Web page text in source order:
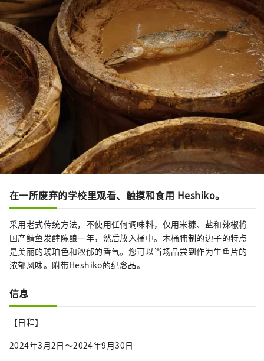
在一所废弃的学校里观看、触摸和食用 Heshiko。
采用老式传统方法，不使用任何调味料，仅用米糠、盐和辣椒将
国产鲭鱼发酵陈酿一年，然后放入桶中。木桶腌制的边子的特点
是美丽的琥珀色和浓郁的香气。您可以当场品尝到作为生鱼片的
浓郁风味。附带Heshiko的纪念品。
信息
【日程】
2024年3月2日～2024年9月30日